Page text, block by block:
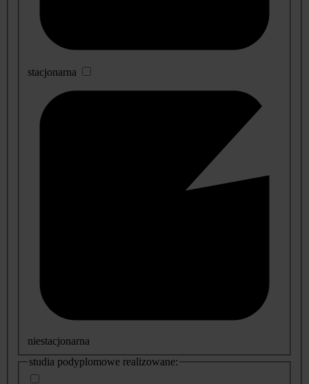
stacjonarna
niestacjonarna
studia podyplomowe realizowane: